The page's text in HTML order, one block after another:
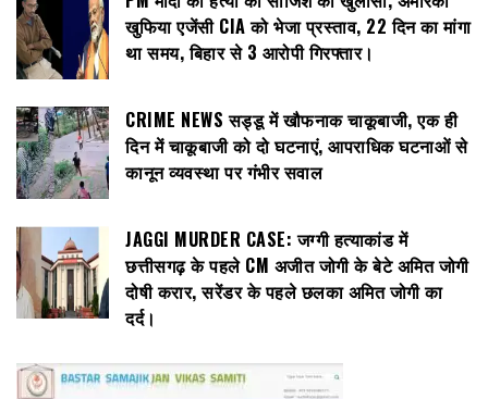
खुफिया एजेंसी CIA को भेजा प्रस्ताव, 22 दिन का मांगा
था समय, बिहार से 3 आरोपी गिरफ्तार।
CRIME NEWS सड्डू में खौफनाक चाकूबाजी, एक ही
दिन में चाकूबाजी को दो घटनाएं, आपराधिक घटनाओं से
कानून व्यवस्था पर गंभीर सवाल
JAGGI MURDER CASE: जग्गी हत्याकांड में
छत्तीसगढ़ के पहले CM अजीत जोगी के बेटे अमित जोगी
दोषी करार, सरेंडर के पहले छलका अमित जोगी का
दर्द।